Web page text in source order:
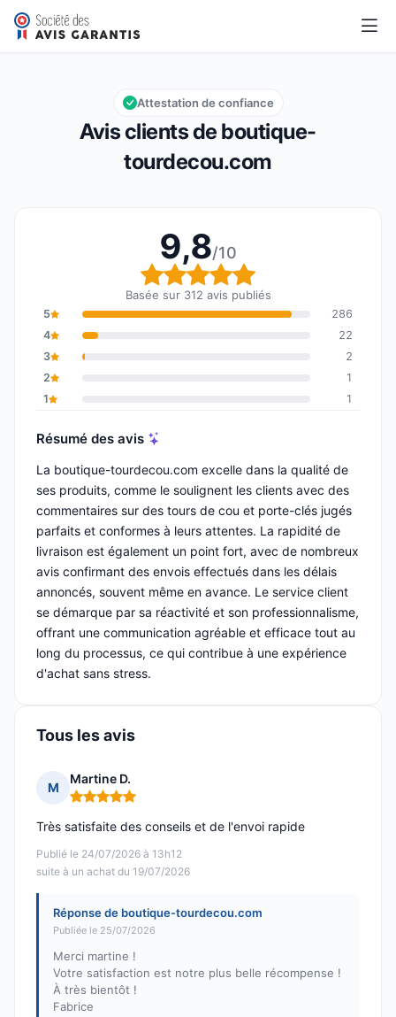
boutique-tourdecou.com
Note globale : 9,8 sur 10
9,8/10
Avis clients de boutique-
tourdecou.com
Attestation de confiance
9,8/10
Note globale : 9,8 sur
Basée sur 312 avis publiés
5
286
4
22
3
2
2
1
1
1
Résumé des avis
La boutique-tourdecou.com excelle dans la qualité de
ses produits, comme le soulignent les clients avec des
commentaires sur des tours de cou et porte-clés jugés
parfaits et conformes à leurs attentes. La rapidité de
livraison est également un point fort, avec de nombreux
avis confirmant des envois effectués dans les délais
annoncés, souvent même en avance. Le service client
se démarque par sa réactivité et son professionnalisme,
offrant une communication agréable et efficace tout au
long du processus, ce qui contribue à une expérience
d'achat sans stress.
Tous les avis
M
Martine D.
Note : 5 sur 5
Publié le 24/07/2026 à 13h12
suite à un achat du 19/07/2026
Très satisfaite des conseils et de l'envoi rapide
Réponse de boutique-tourdecou.com
Publiée le 25/07/2026
Merci martine !
Votre satisfaction est notre plus belle récompense !
À très bientôt !
Fabrice